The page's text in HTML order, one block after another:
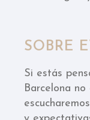
SOBRE
Si estás
Barcelona